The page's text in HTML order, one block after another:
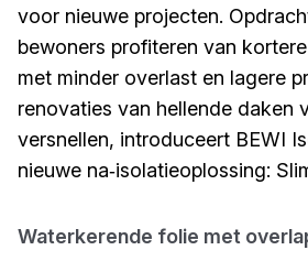
voor nieuwe projecten.
bewoners profiteren van
met minder overlast en lagere
renovaties van hellende daken
versnellen, introduceert BEWI
nieuwe na‑isolatieoplossing:
Waterkerende folie met